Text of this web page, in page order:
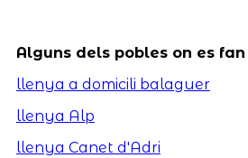
Alguns dels pobles on es
llenya a domicili balaguer
llenya Alp
llenya Canet d'Adri